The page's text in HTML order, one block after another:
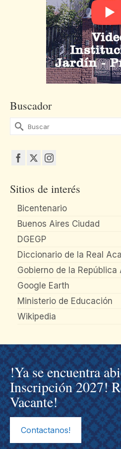
Buscador
Buscar
por:
Sitios de interés
Bicentenario
Buenos Aires Ciudad
DGEGP
Diccionario de la Real
Gobierno de la República
Google Earth
Ministerio de Educación
Wikipedia
!Ya se encuentra
Inscripción 2027!
Vacante!
Contactanos!